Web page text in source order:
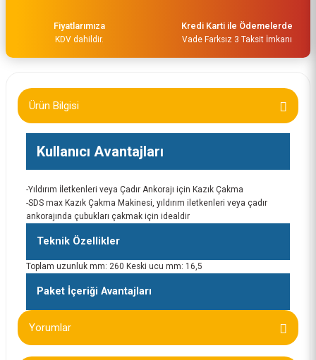
Fiyatlarımıza
KDV dahildir.
Kredi Karti ile Ödemelerde
Vade Farksız 3 Taksit İmkanı
Ürün Bilgisi
Kullanıcı Avantajları
-Yıldırım İletkenleri veya Çadır Ankorajı için Kazık Çakma
-SDS max Kazık Çakma Makinesi, yıldırım iletkenleri veya çadır
ankorajında çubukları çakmak için idealdir
Teknik Özellikler
Toplam uzunluk mm: 260 Keski ucu mm: 16,5
Paket İçeriği Avantajları
Yorumlar